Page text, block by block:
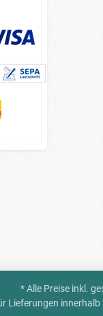
* Alle Preise inkl.
Lieferungen